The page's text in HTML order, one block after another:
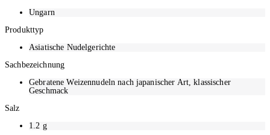
Ungarn
Produkttyp
Asiatische Nudelgerichte
Sachbezeichnung
Gebratene Weizennudeln nach japanischer Art, klassischer
Geschmack
Salz
1.2 g